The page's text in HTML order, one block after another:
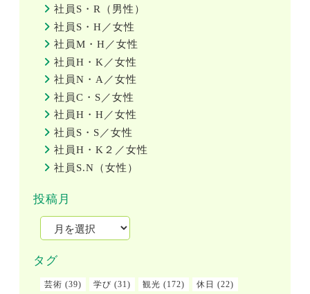
社員S・R（男性）
社員S・H／女性
社員M・H／女性
社員H・K／女性
社員N・A／女性
社員C・S／女性
社員H・H／女性
社員S・S／女性
社員H・K２／女性
社員S.N（女性）
投稿月
タグ
芸術 (39) 学び (31) 観光 (172) 休日 (22)